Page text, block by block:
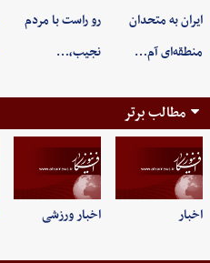
ایران به متحدان
منطقه‌ای آم…
رو راست با مردم
نجیب،…
مطالب برتر
اخبار اخبار ورزشی